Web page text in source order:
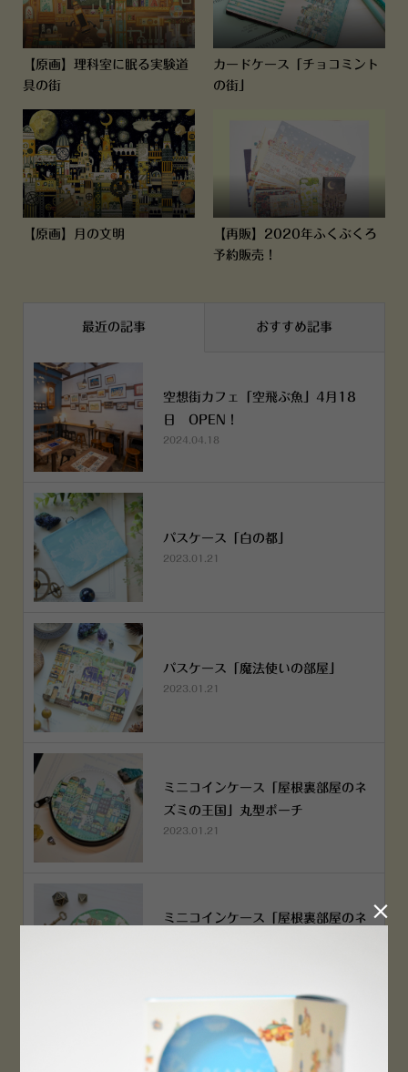
【原画】理科室に眠る実験道
具の街
カードケース「チョコミント
の街」
【原画】月の文明
【再販】2020年ふくぶくろ
予約販売！
最近の記事 おすすめ記事
空想街カフェ「空飛ぶ魚」4月18
日 OPEN！
2024.04.18
パスケース「白の都」
2023.01.21
パスケース「魔法使いの部屋」
2023.01.21
ミニコインケース「屋根裏部屋のネ
ズミの王国」丸型ポーチ
2023.01.21
ミニコインケース「屋根裏部屋のネ
横浜赤レンガ倉庫店 12月6日 O
